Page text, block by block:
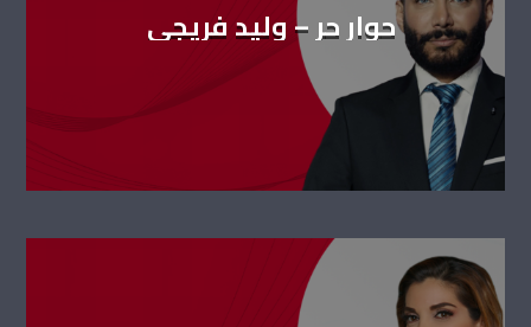
حوار حر – وليد فريجي